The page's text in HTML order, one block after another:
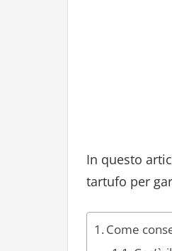
In questo
tartufo per
Come